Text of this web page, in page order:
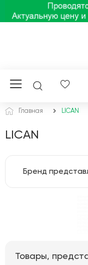
Главная LICAN
LICAN
Бренд
Товары,